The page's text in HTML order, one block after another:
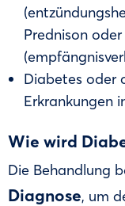
Prednison
Diabetes oder
Erkrankungen
Wie wird
Die Behandlung
Diagnose, um